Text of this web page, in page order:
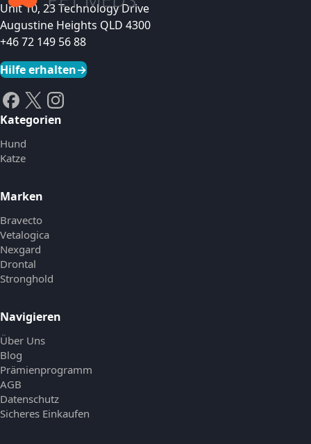
Unit 10, 23 Technology Drive
Augustine Heights QLD 4300
+46 72 149 56 88
Hilfe erhalten→
Kategorien
Hund
Katze
Marken
Bravecto
Vetalogica
Nexgard
Drontal
Stronghold
Navigieren
Über Uns
Blog
Prämienprogramm
AGB
Datenschutz
Sicheres Einkaufen